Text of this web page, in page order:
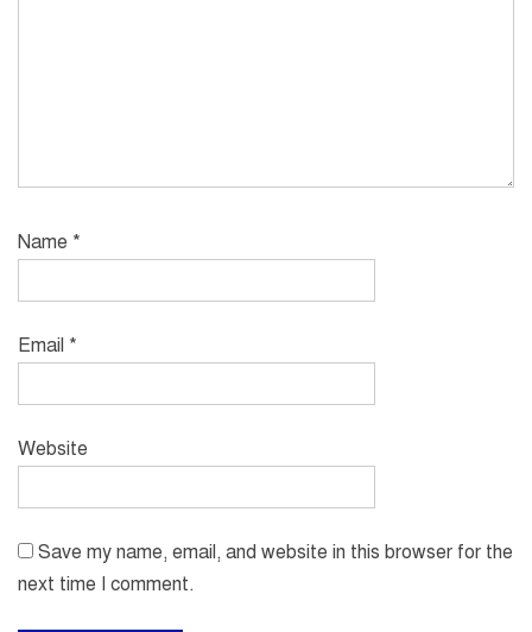
Name *
Email *
Website
Save my name, email, and website in this browser for the
next time I comment.